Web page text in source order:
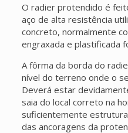
O radier protendido é
aço de alta resistência
concreto, normalmente
engraxada e plastificada
A fôrma da borda do
nível do terreno onde o
Deverá estar
saia do local correto na
suficientemente
das ancoragens da